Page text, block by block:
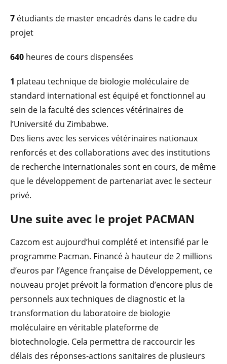
7 étudiants de master encadrés dans le cadre du
projet
640 heures de cours dispensées
1 plateau technique de biologie moléculaire de
standard international est équipé et fonctionnel au
sein de la faculté des sciences vétérinaires de
l’Université du Zimbabwe.
Des liens avec les services vétérinaires nationaux
renforcés et des collaborations avec des institutions
de recherche internationales sont en cours, de même
que le développement de partenariat avec le secteur
privé.
Une suite avec le projet PACMAN
Cazcom est aujourd’hui complété et intensifié par le
programme Pacman. Financé à hauteur de 2 millions
d’euros par l’Agence française de Développement, ce
nouveau projet prévoit la formation d’encore plus de
personnels aux techniques de diagnostic et la
transformation du laboratoire de biologie
moléculaire en véritable plateforme de
biotechnologie. Cela permettra de raccourcir les
délais des réponses-actions sanitaires de plusieurs